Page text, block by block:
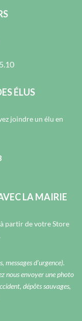
ÉLUS
joindre un élu en
LA MAIRIE
à partir de votre Store
d’urgence).
nous envoyer une photo
dépôts sauvages,